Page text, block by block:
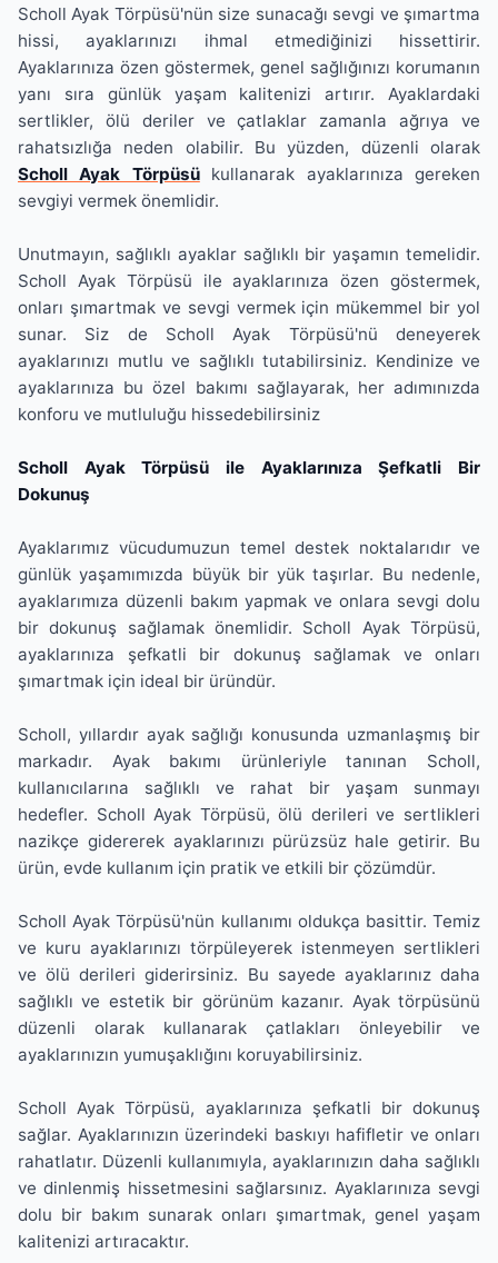
Scholl Ayak Törpüsü'nün size sunacağı sevgi ve şımartma
hissi, ayaklarınızı ihmal etmediğinizi hissettirir.
Ayaklarınıza özen göstermek, genel sağlığınızı korumanın
yanı sıra günlük yaşam kalitenizi artırır. Ayaklardaki
sertlikler, ölü deriler ve çatlaklar zamanla ağrıya ve
rahatsızlığa neden olabilir. Bu yüzden, düzenli olarak
Scholl Ayak Törpüsükullanarak ayaklarınıza gereken
sevgiyi vermek önemlidir.
Unutmayın, sağlıklı ayaklar sağlıklı bir yaşamın temelidir.
Scholl Ayak Törpüsü ile ayaklarınıza özen göstermek,
onları şımartmak ve sevgi vermek için mükemmel bir yol
sunar. Siz de Scholl Ayak Törpüsü'nü deneyerek
ayaklarınızı mutlu ve sağlıklı tutabilirsiniz. Kendinize ve
ayaklarınıza bu özel bakımı sağlayarak, her adımınızda
konforu ve mutluluğu hissedebilirsiniz
Scholl Ayak Törpüsü ile Ayaklarınıza Şefkatli Bir
Dokunuş
Ayaklarımız vücudumuzun temel destek noktalarıdır ve
günlük yaşamımızda büyük bir yük taşırlar. Bu nedenle,
ayaklarımıza düzenli bakım yapmak ve onlara sevgi dolu
bir dokunuş sağlamak önemlidir. Scholl Ayak Törpüsü,
ayaklarınıza şefkatli bir dokunuş sağlamak ve onları
şımartmak için ideal bir üründür.
Scholl, yıllardır ayak sağlığı konusunda uzmanlaşmış bir
markadır. Ayak bakımı ürünleriyle tanınan Scholl,
kullanıcılarına sağlıklı ve rahat bir yaşam sunmayı
hedefler. Scholl Ayak Törpüsü, ölü derileri ve sertlikleri
nazikçe gidererek ayaklarınızı pürüzsüz hale getirir. Bu
ürün, evde kullanım için pratik ve etkili bir çözümdür.
Scholl Ayak Törpüsü'nün kullanımı oldukça basittir. Temiz
ve kuru ayaklarınızı törpüleyerek istenmeyen sertlikleri
ve ölü derileri giderirsiniz. Bu sayede ayaklarınız daha
sağlıklı ve estetik bir görünüm kazanır. Ayak törpüsünü
düzenli olarak kullanarak çatlakları önleyebilir ve
ayaklarınızın yumuşaklığını koruyabilirsiniz.
Scholl Ayak Törpüsü, ayaklarınıza şefkatli bir dokunuş
sağlar. Ayaklarınızın üzerindeki baskıyı hafifletir ve onları
rahatlatır. Düzenli kullanımıyla, ayaklarınızın daha sağlıklı
ve dinlenmiş hissetmesini sağlarsınız. Ayaklarınıza sevgi
dolu bir bakım sunarak onları şımartmak, genel yaşam
kalitenizi artıracaktır.